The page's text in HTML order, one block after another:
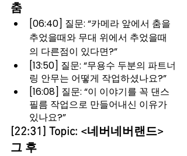
춤
[06:40] 질문: “카메라 앞에서 춤을
추었을때와 무대 위에서 추었을때
의 다른점이 있다면?”
[13:50] 질문: “무용수 두분의 파트너
링 안무는 어떻게 작업하셨나요?”
[16:08] 질문: “이 이야기를 꼭 댄스
필름 작업으로 만들어내신 이유가
있나요?”
[22:31] Topic: <네버네버랜드>
그 후